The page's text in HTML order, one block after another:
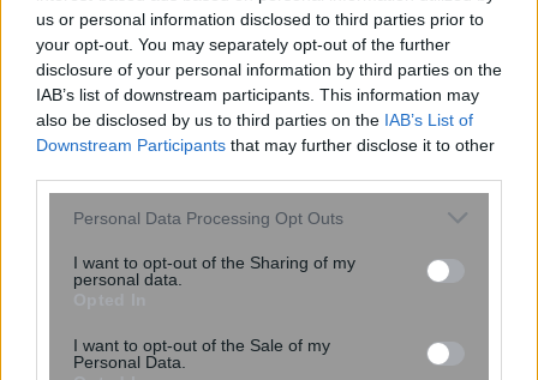
us or personal information disclosed to third parties prior to
your opt-out. You may separately opt-out of the further
disclosure of your personal information by third parties on the
IAB’s list of downstream participants. This information may
also be disclosed by us to third parties on the IAB’s List of
Downstream Participants that may further disclose it to other
Please note that this website/app uses one or more Google
not limited to your visit or usage behaviour. You may click to
grant or deny consent to Google and its third-party tags to
consent section.
Personal Data Processing Opt Outs
I want to opt-out of the Sharing of my
personal data.
I want to opt-out of the Sale of my
Personal Data.
Απαγορευτικό από Πειραιά για Κυκλάδες
– Κλειστές οι γραμμές σε Ραφήνα και
Λαύριο